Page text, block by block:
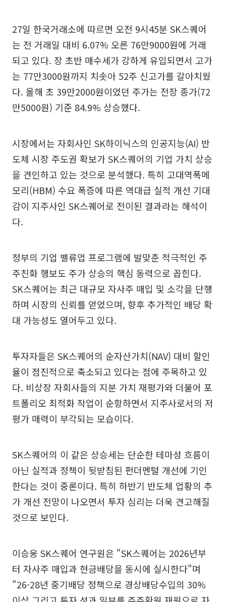
27일 한국거래소에 따르면 오전 9시45분 SK스퀘어
는 전 거래일 대비 6.07% 오른 76만9000원에 거래
되고 있다. 장 초반 매수세가 강하게 유입되면서 고가
는 77만3000원까지 치솟아 52주 신고가를 갈아치웠
다. 올해 초 39만2000원이었던 주가는 전장 종가(72
만5000원) 기준 84.9% 상승했다.
시장에서는 자회사인 SK하이닉스의 인공지능(AI) 반
도체 시장 주도권 확보가 SK스퀘어의 기업 가치 상승
을 견인하고 있는 것으로 분석했다. 특히 고대역폭메
모리(HBM) 수요 폭증에 따른 역대급 실적 개선 기대
감이 지주사인 SK스퀘어로 전이된 결과라는 해석이
다.
정부의 기업 밸류업 프로그램에 발맞춘 적극적인 주
주친화 행보도 주가 상승의 핵심 동력으로 꼽힌다.
SK스퀘어는 최근 대규모 자사주 매입 및 소각을 단행
하며 시장의 신뢰를 얻었으며, 향후 추가적인 배당 확
대 가능성도 열어두고 있다.
투자자들은 SK스퀘어의 순자산가치(NAV) 대비 할인
율이 점진적으로 축소되고 있다는 점에 주목하고 있
다. 비상장 자회사들의 지분 가치 재평가와 더불어 포
트폴리오 최적화 작업이 순항하면서 지주사로서의 저
평가 매력이 부각되는 모습이다.
SK스퀘어의 이 같은 상승세는 단순한 테마성 흐름이
아닌 실적과 정책이 뒷받침된 펀더멘털 개선에 기인
한다는 것이 중론이다. 특히 하반기 반도체 업황의 추
가 개선 전망이 나오면서 투자 심리는 더욱 견고해질
것으로 보인다.
이승웅 SK스퀘어 연구원은 "SK스퀘어는 2026년부
터 자사주 매입과 현금배당을 동시에 실시한다"며
"26-28년 중기배당 정책으로 경상배당수입의 30%